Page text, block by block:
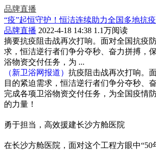
品牌直播
“疫”起恒守护！恒洁连续助力全国多地抗
品牌直播 2022-4-18 14:38 1.1万阅读
摘要抗疫阻击战再次打响。面对全国抗疫
求，恒洁逆行者们争分夺秒、奋力拼搏，
浴物资交付任务，为 ...
（新卫浴网报道） 抗疫阻击战再次打响。
目的紧迫需求，恒洁逆行者们争分夺秒、
完成各项卫浴物资交付任务，为全国疫情
的力量！
勇于担当，高效援建长沙方舱医院
在长沙方舱医院，面对这个工程方眼中“50